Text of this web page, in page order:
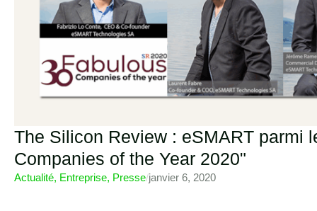
The Silicon Review : eSMART parmi
Companies of the Year 2020"
Actualité, Entreprise, Presse/janvier 6, 2020